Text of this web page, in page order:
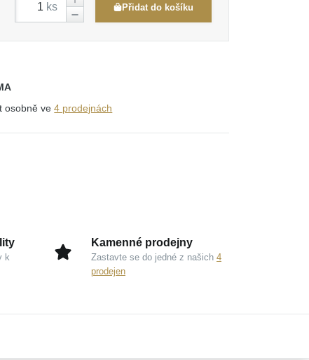
ks Přidat do košíku
osobně ve4 prodejnách
k
Kamenné prodejny
Zastavte se do jedné z našich 4
prodejen